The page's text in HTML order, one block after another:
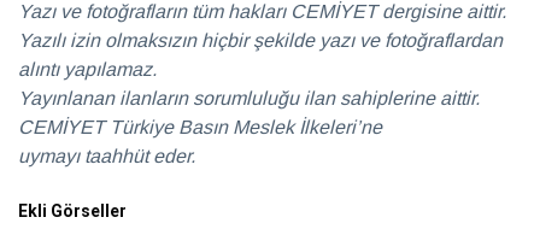
Yazı ve fotoğrafların tüm hakları CEMİYET dergisine aittir.
Yazılı izin olmaksızın hiçbir şekilde yazı ve fotoğraflardan
alıntı yapılamaz.
Yayınlanan ilanların sorumluluğu ilan sahiplerine aittir.
CEMİYET Türkiye Basın Meslek İlkeleri’ne
uymayı taahhüt eder.
Ekli Görseller